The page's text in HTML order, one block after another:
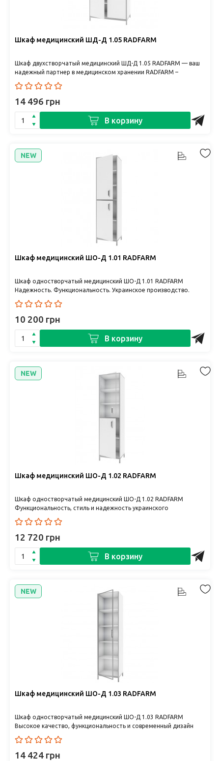
Шкаф медицинский ШД-Д 1.05 RADFARM
Шкаф двухстворчатый медицинский ШД-Д 1.05 RADFARM — ваш
надежный партнер в медицинском хранении RADFARM –
украински..
14 496 грн
В корзину
NEW
Шкаф медицинский ШО-Д 1.01 RADFARM
Шкаф одностворчатый медицинский ШО-Д 1.01 RADFARM
Надежность. Функциональность. Украинское производство.
Шкаф одностворчатый..
10 200 грн
В корзину
NEW
Шкаф медицинский ШО-Д 1.02 RADFARM
Шкаф одностворчатый медицинский ШО-Д 1.02 RADFARM
Функциональность, стиль и надежность украинского
производства Шкаф одноств..
12 720 грн
В корзину
NEW
Шкаф медицинский ШО-Д 1.03 RADFARM
Шкаф одностворчатый медицинский ШО-Д 1.03 RADFARM
Высокое качество, функциональность и современный дизайн
украинского производс..
14 424 грн